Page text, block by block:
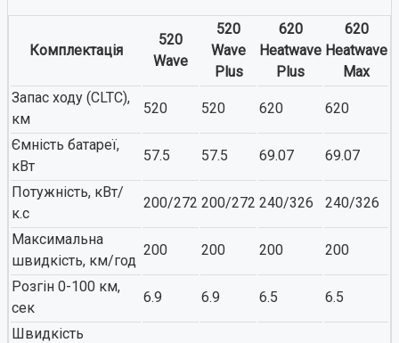
Комплектація
520
Wave
520
Wave
Plus
620
Heatwave
Plus
620
Heatwave
Max
Запас ходу (CLTC),
км
520 520 620 620
Ємність батареї,
кВт
57.5 57.5 69.07 69.07
Потужність, кВт/
к.с
200/272 200/272 240/326 240/326
Максимальна
швидкість, км/год
200 200 200 200
Розгін 0-100 км,
сек
6.9 6.9 6.5 6.5
Швидкість